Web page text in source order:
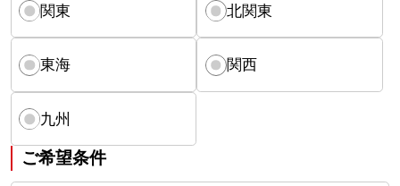
関東 北関東
東海 関西
九州
ご希望条件